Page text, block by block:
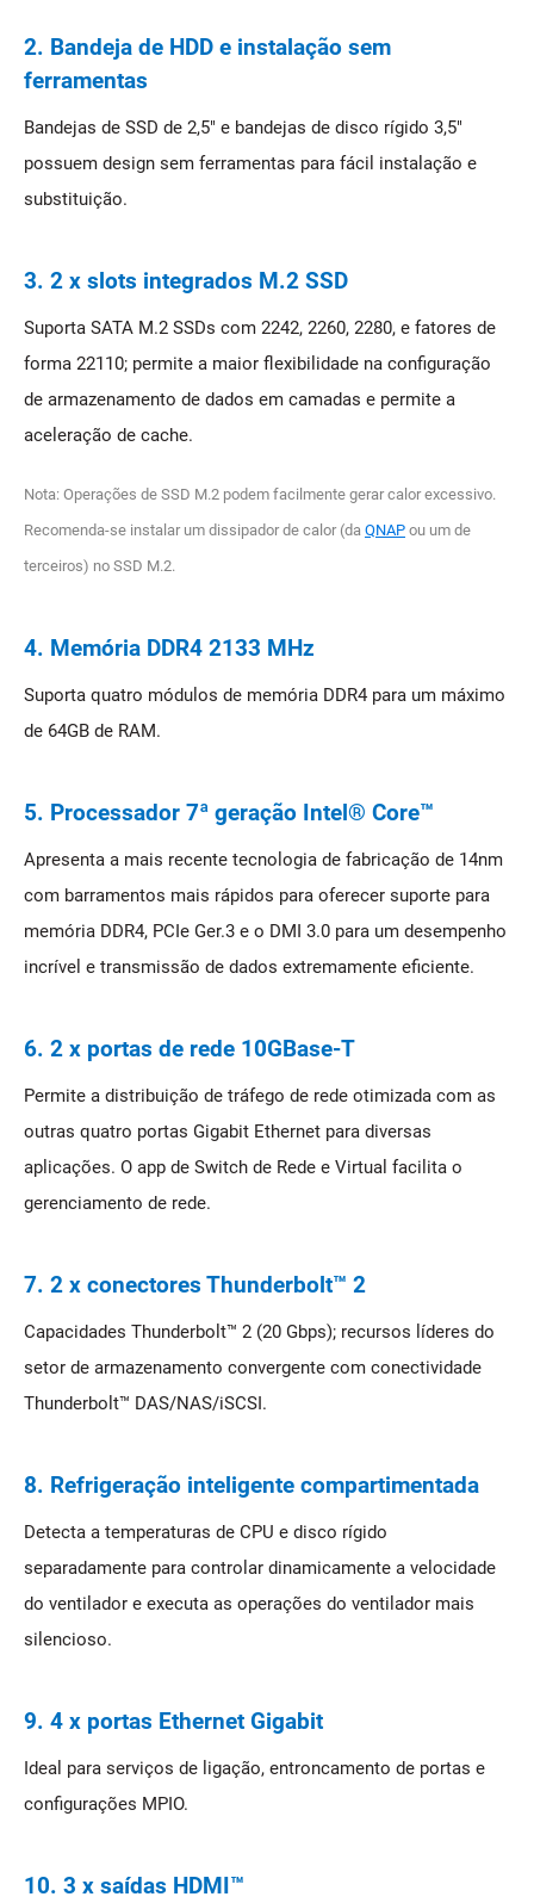
2. Bandeja de HDD e instalação sem
ferramentas
Bandejas de SSD de 2,5" e bandejas de disco rígido 3,5"
possuem design sem ferramentas para fácil instalação e
substituição.
3. 2 x slots integrados M.2 SSD
Suporta SATA M.2 SSDs com 2242, 2260, 2280, e fatores de
forma 22110; permite a maior flexibilidade na configuração
de armazenamento de dados em camadas e permite a
aceleração de cache.
Nota: Operações de SSD M.2 podem facilmente gerar calor excessivo.
Recomenda-se instalar um dissipador de calor (da QNAP ou um de
terceiros) no SSD M.2.
4. Memória DDR4 2133 MHz
Suporta quatro módulos de memória DDR4 para um máximo
de 64GB de RAM.
5. Processador 7ª geração Intel® Core™
Apresenta a mais recente tecnologia de fabricação de 14nm
com barramentos mais rápidos para oferecer suporte para
memória DDR4, PCIe Ger.3 e o DMI 3.0 para um desempenho
incrível e transmissão de dados extremamente eficiente.
6. 2 x portas de rede 10GBase-T
Permite a distribuição de tráfego de rede otimizada com as
outras quatro portas Gigabit Ethernet para diversas
aplicações. O app de Switch de Rede e Virtual facilita o
gerenciamento de rede.
7. 2 x conectores Thunderbolt™ 2
Capacidades Thunderbolt™ 2 (20 Gbps); recursos líderes do
setor de armazenamento convergente com conectividade
Thunderbolt™ DAS/NAS/iSCSI.
8. Refrigeração inteligente compartimentada
Detecta a temperaturas de CPU e disco rígido
separadamente para controlar dinamicamente a velocidade
do ventilador e executa as operações do ventilador mais
silencioso.
9. 4 x portas Ethernet Gigabit
Ideal para serviços de ligação, entroncamento de portas e
configurações MPIO.
10. 3 x saídas HDMI™